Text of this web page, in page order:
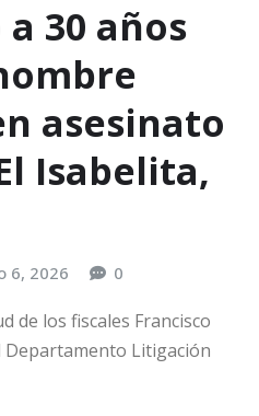
30 años
asesinato
Isabelita,
6, 2026 0
de los fiscales Francisco
Departamento Litigación